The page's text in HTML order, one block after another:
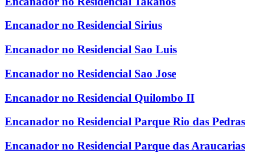
Encanador no Residencial Sirius
Encanador no Residencial Sao Luis
Encanador no Residencial Sao Jose
Encanador no Residencial Quilombo II
Encanador no Residencial Parque Rio das Pedras
Encanador no Residencial Parque das Araucarias